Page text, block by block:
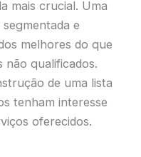
mais crucial. Uma
e
melhores do que
não qualificados.
de uma lista
tenham interesse
oferecidos.